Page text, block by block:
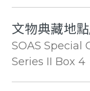
文物典藏地
SOAS Special
Series II Box 4